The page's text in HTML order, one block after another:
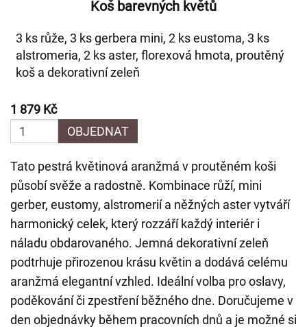
Koš barevných květů
3 ks růže, 3 ks gerbera mini, 2 ks eustoma, 3 ks
alstromeria, 2 ks aster, florexová hmota, proutěný
koš a dekorativní zeleň
1 879 Kč
OBJEDNAT
Tato pestrá květinová aranžmá v proutěném koši
působí svěže a radostně. Kombinace růží, mini
gerber, eustomy, alstromerií a něžných aster vytváří
harmonický celek, který rozzáří každý interiér i
náladu obdarovaného. Jemná dekorativní zeleň
podtrhuje přirozenou krásu květin a dodává celému
aranžmá elegantní vzhled. Ideální volba pro oslavy,
poděkování či zpestření běžného dne. Doručujeme v
den objednávky během pracovních dnů a je možné si